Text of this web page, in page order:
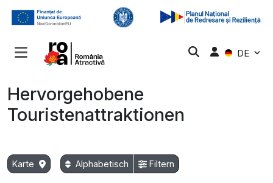
DE
Hervorgehobene
Touristenattraktionen
Karte Alphabetisch Filtern